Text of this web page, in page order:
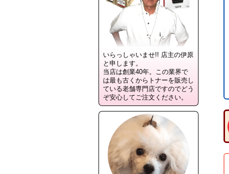
いらっしゃいませ!! 店主の伊原
と申します。
当店は創業40年。この業界で
は最も古くからトナーを販売し
ている老舗専門店ですのでどう
ぞ安心してご注文ください。